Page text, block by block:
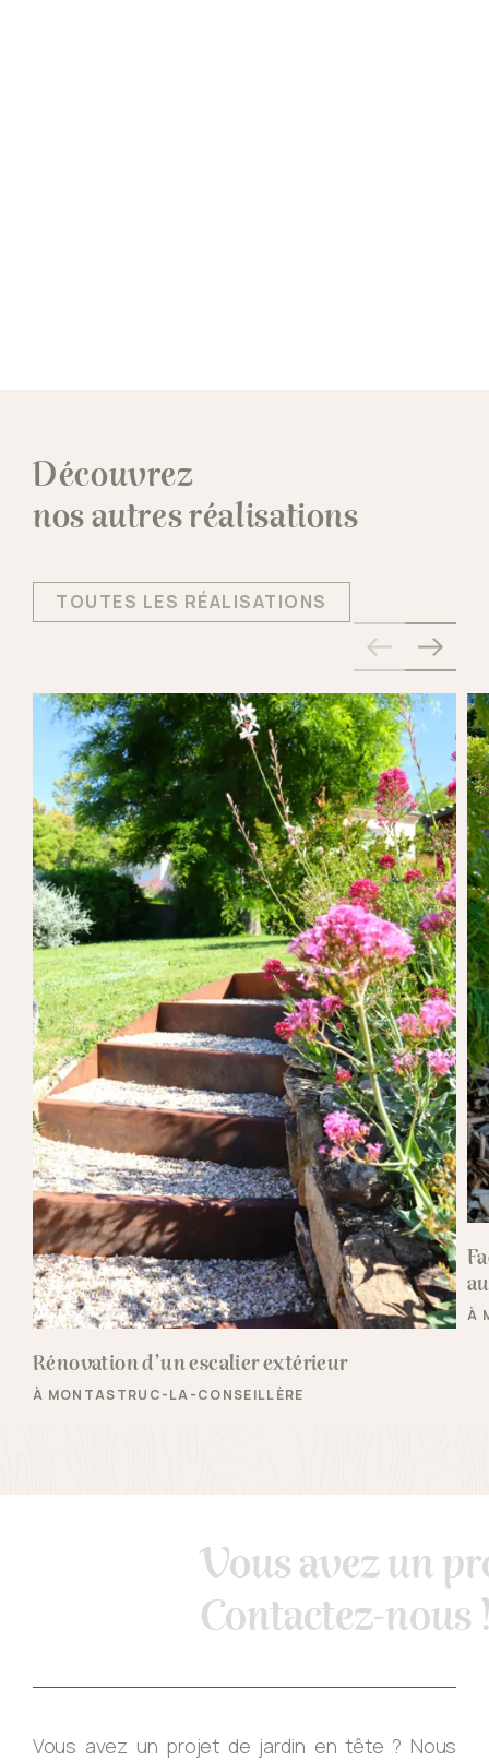
Découvrez
nos autres réalisations
TOUTES LES RÉALISATIONS
Rénovation d’un escalier extérieur
À MONTASTRUC-LA-CONSEILLÈRE
À
Vous avez un
Contactez-nous !
Vous avez un projet de jardin en tête ? Nous